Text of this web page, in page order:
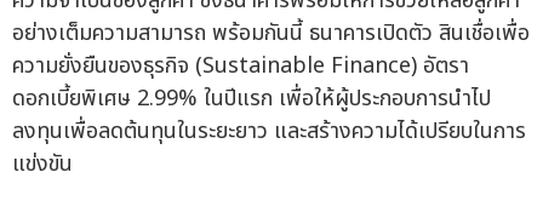
อย่างเต็มความสามารถ พร้อมกันนี้ ธนาคารเปิดตัว สินเชื่อเพื่อ
ความยั่งยืนของธุรกิจ (Sustainable Finance) อัตรา
ดอกเบี้ยพิเศษ 2.99% ในปีแรก เพื่อให้ผู้ประกอบการนำไป
ลงทุนเพื่อลดต้นทุนในระยะยาว และสร้างความได้เปรียบในการ
แข่งขัน